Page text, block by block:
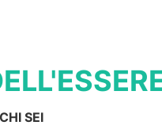
SEI